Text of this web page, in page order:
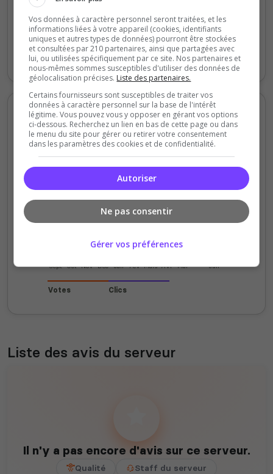
0
Mardi
Jeudi Samedi Lundi
Votes Clics
Votes et clics mensuels
150
200
Sept Oct Nov Déc Jan Fév Mars Avr Mai Juil
Votes Clics
Liste des avis du serveur
Il n'y a pas encore d'avis sur ce serveur.
Qualité
Staff du serveur
Vos données à caractère personnel seront traitées, et les
informations liées à votre appareil (cookies, identifiants
uniques et autres types de données) pourront être stockées
et consultées par 210 partenaires, ainsi que partagées avec
lui, ou utilisées spécifiquement par ce site. Nos partenaires et
nous-mêmes sommes susceptibles d'utiliser des données de
géolocalisation précises. Liste des partenaires.
Certains fournisseurs sont susceptibles de traiter vos
données à caractère personnel sur la base de l'intérêt
légitime. Vous pouvez vous y opposer en gérant vos options
ci-dessous. Recherchez un lien en bas de cette page ou dans
le menu du site pour gérer ou retirer votre consentement
dans les paramètres des cookies et de confidentialité.
Autoriser
Ne pas consentir
Gérer vos préférences